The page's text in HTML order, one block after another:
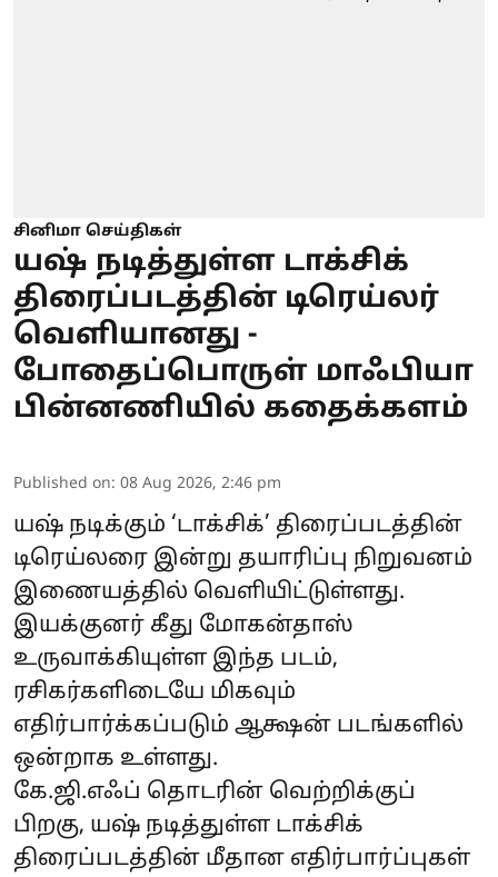
சினிமா செய்திகள்
யஷ் நடித்துள்ள டாக்சிக்
திரைப்படத்தின் டிரெய்லர்
வெளியானது -
போதைப்பொருள் மாஃபியா
பின்னணியில் கதைக்களம்
Published on: 08 Aug 2026, 2:46 pm
யஷ் நடிக்கும் ‘டாக்சிக்’ திரைப்படத்தின்
டிரெய்லரை இன்று தயாரிப்பு நிறுவனம்
இணையத்தில் வெளியிட்டுள்ளது.
இயக்குனர் கீது மோகன்தாஸ்
உருவாக்கியுள்ள இந்த படம்,
ரசிகர்களிடையே மிகவும்
எதிர்பார்க்கப்படும் ஆக்ஷன் படங்களில்
ஒன்றாக உள்ளது.
கே.ஜி.எஃப் தொடரின் வெற்றிக்குப்
பிறகு, யஷ் நடித்துள்ள டாக்சிக்
திரைப்படத்தின் மீதான எதிர்பார்ப்புகள்